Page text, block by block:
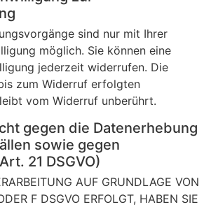
sind nur mit Ihrer
möglich. Sie können eine
jederzeit widerrufen. Die
zum Widerruf erfolgten
vom Widerruf unberührt.
gegen die Datenerhebung
sowie gegen
21 DSGVO)
AUF GRUNDLAGE VON
F DSGVO ERFOLGT, HABEN SIE